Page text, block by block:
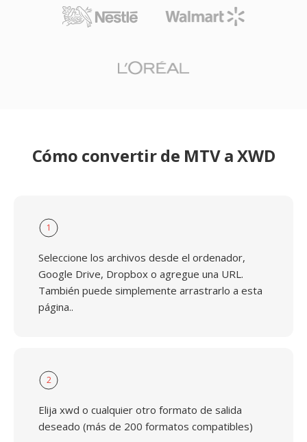
Cómo convertir de MTV a XWD
1
Seleccione los archivos desde el ordenador,
Google Drive, Dropbox o agregue una URL.
También puede simplemente arrastrarlo a esta
página..
2
Elija xwd o cualquier otro formato de salida
deseado (más de 200 formatos compatibles)